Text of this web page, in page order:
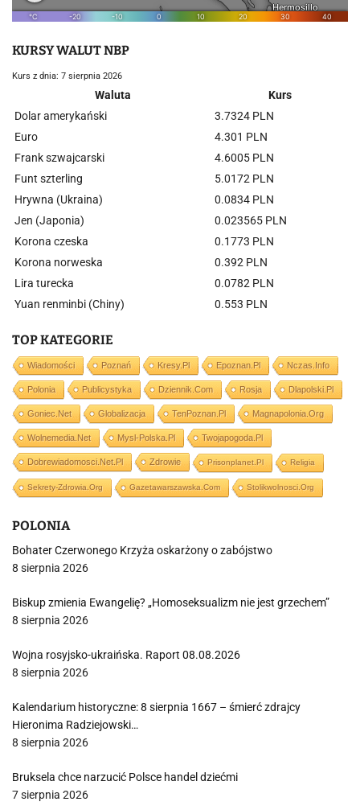
KURSY WALUT NBP
Kurs z dnia: 7 sierpnia 2026
Waluta
Kurs
Dolar amerykański
3.7324 PLN
Euro
4.301 PLN
Frank szwajcarski
4.6005 PLN
Funt szterling
5.0172 PLN
Hrywna (Ukraina)
0.0834 PLN
Jen (Japonia)
0.023565 PLN
Korona czeska
0.1773 PLN
Korona norweska
0.392 PLN
Lira turecka
0.0782 PLN
Yuan renminbi (Chiny)
0.553 PLN
TOP KATEGORIE
Wiadomości Poznań Kresy.pl Epoznan.pl Nczas.info
Polonia Publicystyka Dziennik.com Rosja Dlapolski.pl
Goniec.net Globalizacja TenPoznan.pl Magnapolonia.org
Wolnemedia.net Mysl-Polska.pl Twojapogoda.pl
Dobrewiadomosci.net.pl Zdrowie Prisonplanet.pl Religia
Sekrety-Zdrowia.org Gazetawarszawska.com Stolikwolnosci.org
POLONIA
Bohater Czerwonego Krzyża oskarżony o zabójstwo
8 sierpnia 2026
Biskup zmienia Ewangelię? „Homoseksualizm nie jest grzechem”
8 sierpnia 2026
Wojna rosyjsko-ukraińska. Raport 08.08.2026
8 sierpnia 2026
Kalendarium historyczne: 8 sierpnia 1667 – śmierć zdrajcy
Hieronima Radziejowski…
8 sierpnia 2026
Bruksela chce narzucić Polsce handel dziećmi
7 sierpnia 2026